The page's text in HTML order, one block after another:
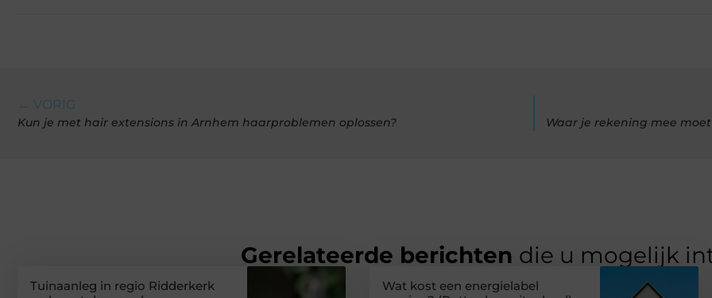
← VORIG
Kun je met hair extensions in Arnhem haarproblemen oplossen? Waar je rekening mee
Gerelateerde berichten die u mogelijk
Tuinaanleg in regio Ridderkerk
Wat kost een energielabel